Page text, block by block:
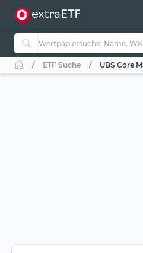
ETF Suche UBS Core